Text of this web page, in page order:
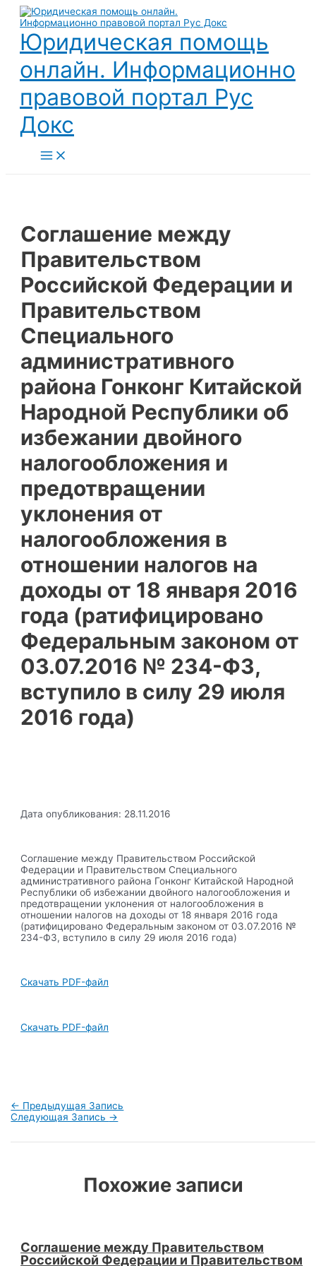
Перейти
содержимому
Юридическая помощь
онлайн. Информационно
правовой портал Рус
Докс
Main
Menu
Соглашение между
Правительством
Российской Федерации и
Правительством
Специального
административного
района Гонконг Китайской
Народной Республики об
избежании двойного
налогообложения и
предотвращении
уклонения от
налогообложения в
отношении налогов на
доходы от 18 января 2016
года (ратифицировано
Федеральным законом от
03.07.2016 № 234-ФЗ,
вступило в силу 29 июля
2016 года)
Дата опубликования: 28.11.2016
Соглашение между Правительством Российской
Федерации и Правительством Специального
административного района Гонконг Китайской Народной
Республики об избежании двойного налогообложения и
предотвращении уклонения от налогообложения в
отношении налогов на доходы от 18 января 2016 года
(ратифицировано Федеральным законом от 03.07.2016 №
234-ФЗ, вступило в силу 29 июля 2016 года)
Скачать PDF-файл
Скачать PDF-файл
Навигация
по
← Предыдущая Запись
Следующая Запись →
Похожие записи
Соглашение между Правительством
Российской Федерации и Правительством